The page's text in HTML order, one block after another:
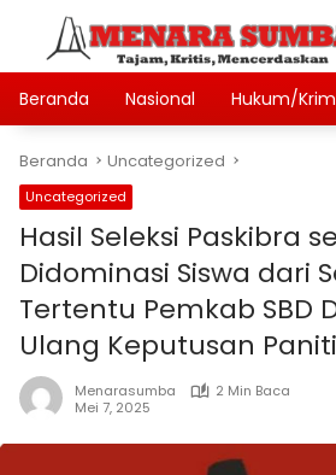
Langsung
konten
Beranda
Nasional Hukum/
Beranda Uncategorized
Uncategorized
Hasil Seleksi Paskibra
Didominasi Siswa dari
Tertentu Pemkab SBD
Ulang Keputusan
Menarasumba
2 Min Baca
Mei 7, 2025